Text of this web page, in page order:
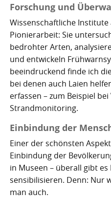
Forschung und
Wissenschaftliche
Pionierarbeit: Sie
bedrohter Arten,
und entwickeln
beeindruckend finde ich
bei denen auch Laien
erfassen – zum Beispiel
Strandmonitoring.
Einbindung der
Einer der schönsten
Einbindung der
in Museen – überall gibt
sensibilisieren. Denn: Nur
man auch.